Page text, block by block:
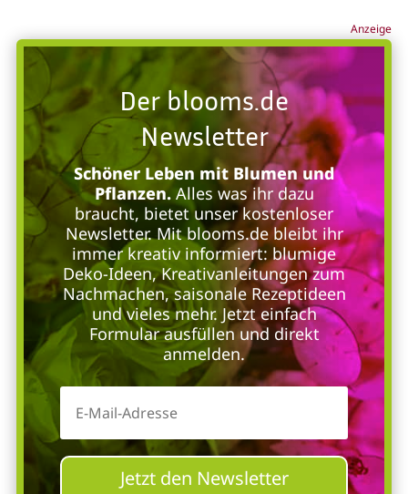
Anzeige
Der blooms.de
Newsletter
Schöner Leben mit Blumen und
Pflanzen.Alles was ihr dazu
braucht, bietet unser kostenloser
Newsletter. Mit blooms.de bleibt ihr
immer kreativ informiert: blumige
Deko-Ideen, Kreativanleitungen zum
Nachmachen, saisonale Rezeptideen
und vieles mehr. Jetzt einfach
Formular ausfüllen und direkt
anmelden.
Jetzt den Newsletter